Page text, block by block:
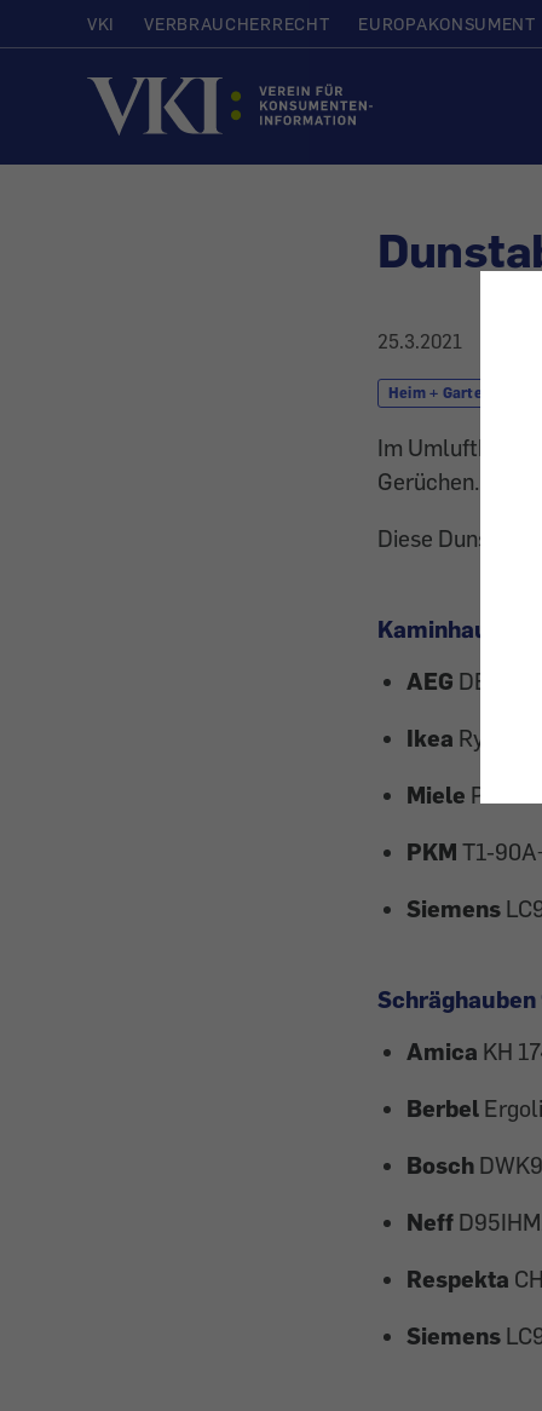
VKI VERBRAUCHERRECHT EUROPAKONSUMENT
Startseite
25.3.2021
Heim + Garten
Im
Gerüchen.
Diese
Kaminhauben
AEG
Ikea
Miele PUR
PKM T1-
Siemens
Amica KH
Berbel
Bosch
Neff
Respekta
Siemens